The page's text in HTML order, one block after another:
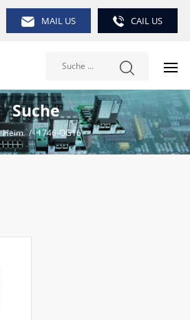
MAIL US CAIL US
Suche
Heim / 1746-OG16